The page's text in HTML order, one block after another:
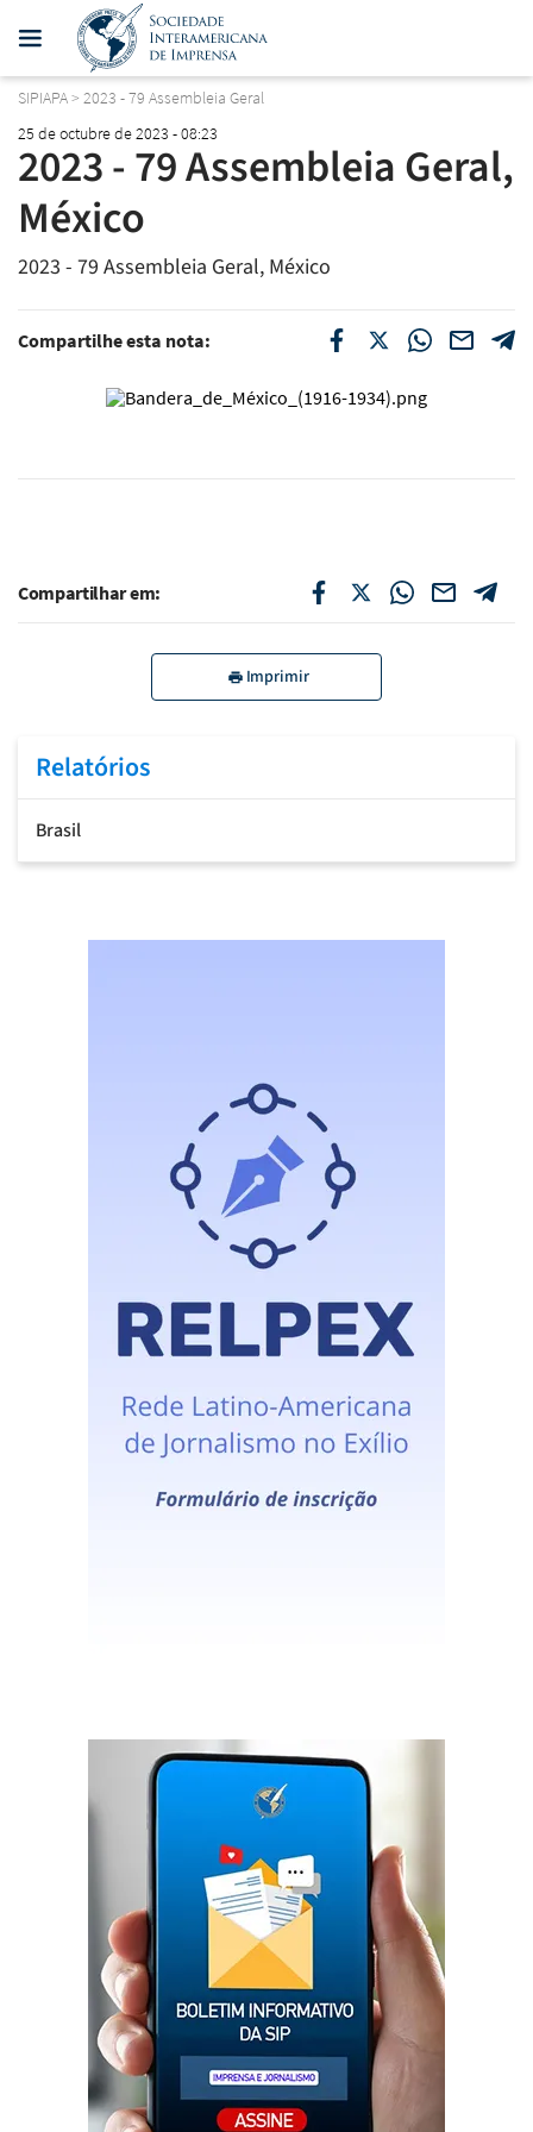
SIPIAPA> 2023 - 79 Assembleia Geral
25 de octubre de 2023 - 08:23
2023 - 79 Assembleia Geral,
México
2023 - 79 Assembleia Geral, México
Compartilhe esta nota:
Compartilhar em:
Imprimir
Relatórios
Brasil